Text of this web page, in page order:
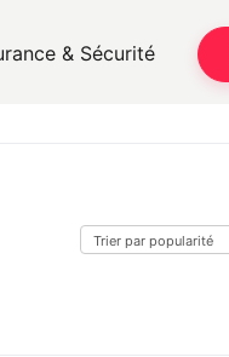
& Sécurité